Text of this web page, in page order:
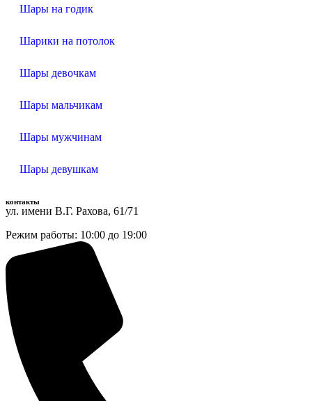
Шары на годик
Шарики на потолок
Шары девочкам
Шары мальчикам
Шары мужчинам
Шары девушкам
контакты
ул. имени В.Г. Рахова, 61/71
Режим работы: 10:00 до 19:00